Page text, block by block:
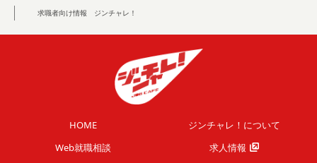
求職者向け情報 ジンチャレ！
HOME
ジンチャレ！について
Web就職相談
求人情報